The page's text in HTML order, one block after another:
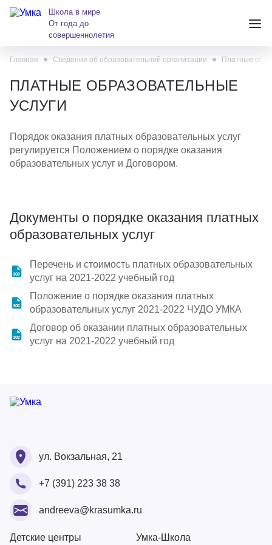
Школа в мире
От года до
совершеннолетия
Школы
О нас
Партнерам
Проекты
Главная Сведения об образовательной организации Платные
ПЛАТНЫЕ ОБРАЗОВАТЕЛЬНЫЕ
УСЛУГИ
Порядок оказания платных образовательных услуг
регулируется Положением о порядке оказания
образовательных услуг и Договором.
Документы о порядке оказания платных
образовательных услуг
Перечень и стоимость платных образовательных
услуг на 2021-2022 учебный год
Положение о порядке оказания платных
образовательных услуг 2021-2022 ЧУДО УМКА
Договор об оказании платных образовательных
услуг на 2021-2022 учебный год
ул. Вокзальная, 21
+7 (391) 223 38 38
andreeva@krasumka.ru
Детские центры Умка-Школа
Ваш Email
Ваш номер
Ваше ФИО